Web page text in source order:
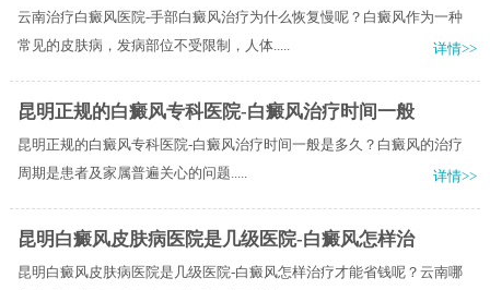
云南治疗白癜风医院-手部白癜风治疗为什么恢复慢呢？白癜风作为一种
常见的皮肤病，发病部位不受限制，人体.....
详情>>
昆明正规的白癜风专科医院-白癜风治疗时间一般
​昆明正规的白癜风专科医院-白癜风治疗时间一般是多久？白癜风的治疗
周期是患者及家属普遍关心的问题.....
详情>>
昆明白癜风皮肤病医院是几级医院-白癜风怎样治
昆明白癜风皮肤病医院是几级医院-白癜风怎样治疗才能省钱呢？云南哪